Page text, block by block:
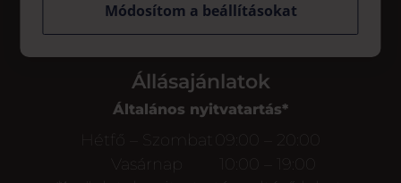
Rólunk
Állásajánlatok
Általános nyitvatartás*
Hétfő – Szombat
09:00 – 20:00
Vasárnap
10:00 – 19:00
Módosítom a beállításokat